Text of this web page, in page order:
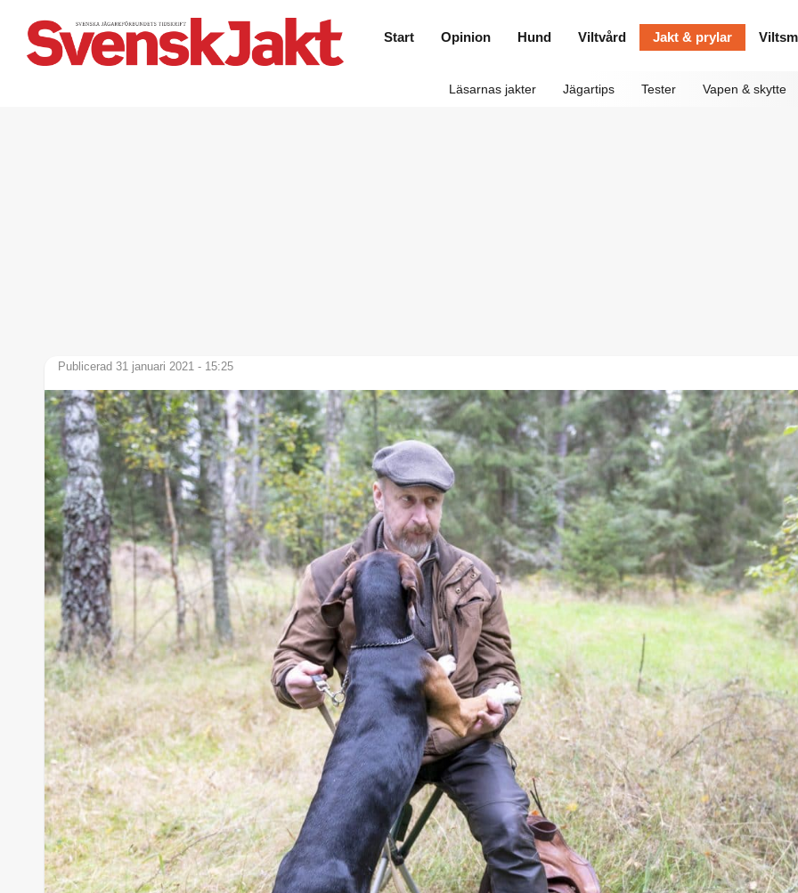
Start Opinion Hund Viltvård Jakt & prylar
Läsarnas jakter Jägartips Tester Vapen & skytte
Publicerad 31 januari 2021 - 15:25